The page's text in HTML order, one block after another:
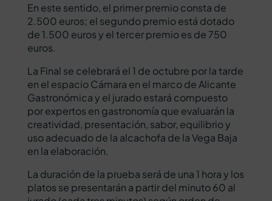
En este sentido, el primer premio consta de
2.500 euros; el segundo premio está dotado
de 1.500 euros y el tercer premio es de 750
euros.
La Final se celebrará el 1 de octubre por la tarde
en el espacio Cámara en el marco de Alicante
Gastronómica y el jurado estará compuesto
por expertos en gastronomía que evaluarán la
creatividad, presentación, sabor, equilibrio y
uso adecuado de la alcachofa de la Vega Baja
en la elaboración.
La duración de la prueba será de una 1 hora y los
platos se presentarán a partir del minuto 60 al